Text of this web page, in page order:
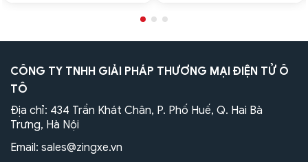
CÔNG TY TNHH GIẢI PHÁP THƯƠNG MẠI ĐIỆN TỬ Ô
TÔ
Địa chỉ: 434 Trần Khát Chân, P. Phố Huế, Q. Hai Bà
Trưng, Hà Nội
Email: sales@zingxe.vn